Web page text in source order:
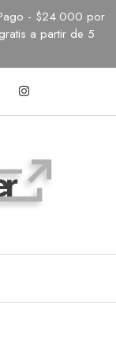
- $24.000 por
a partir de 5